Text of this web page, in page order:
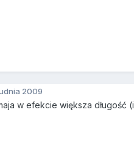
2009
w efekcie większa długość